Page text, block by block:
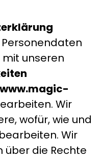
unseren
www.magic-
Wir
wofür, wie und
Wir
die Rechte